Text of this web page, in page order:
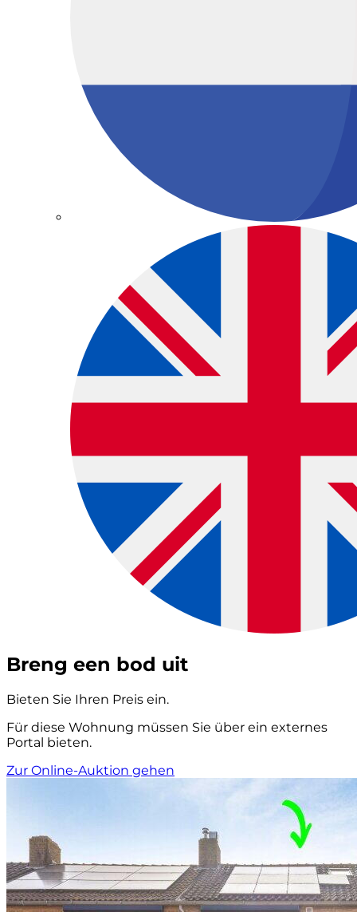
Breng een bod uit
Bieten Sie Ihren Preis ein.
Für diese Wohnung müssen Sie über ein externes
Portal bieten.
Zur Online-Auktion gehen